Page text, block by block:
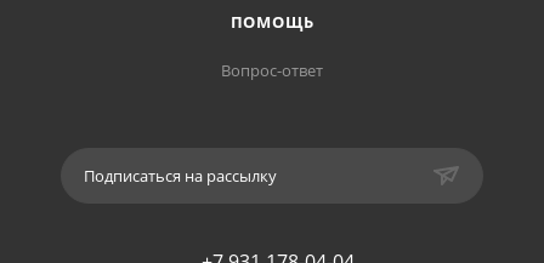
ПОМОЩЬ
Вопрос-ответ
Подписаться на рассылку